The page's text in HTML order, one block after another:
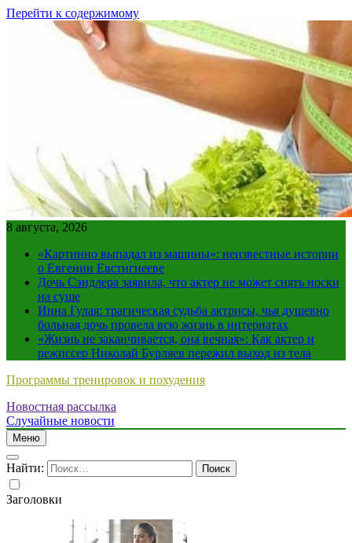
Перейти к содержимому
8 августа, 2026
«Картинно выпадал из машины»: неизвестные истории
о Евгении Евстигнееве
Дочь Сэндлера заявила, что актер не может снять носки
на суше
Инна Гулая: трагическая судьба актрисы, чья душевно
больная дочь провела всю жизнь в интернатах
«Жизнь не заканчивается, она вечная»: Как актер и
режиссер Николай Бурляев пережил выход из тела
Программы тренировок и похудения
Новостная рассылка
Случайные новости
Меню
Найти:
Заголовки